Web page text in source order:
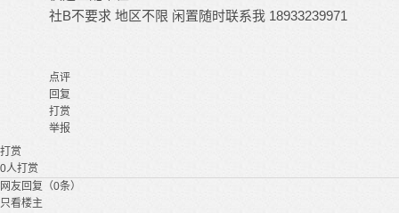
社B不要求 地区不限 闲置随时联系我 18933239971
点评
回复
打赏
举报
打赏
0人打赏
网友回复（0条）
只看楼主